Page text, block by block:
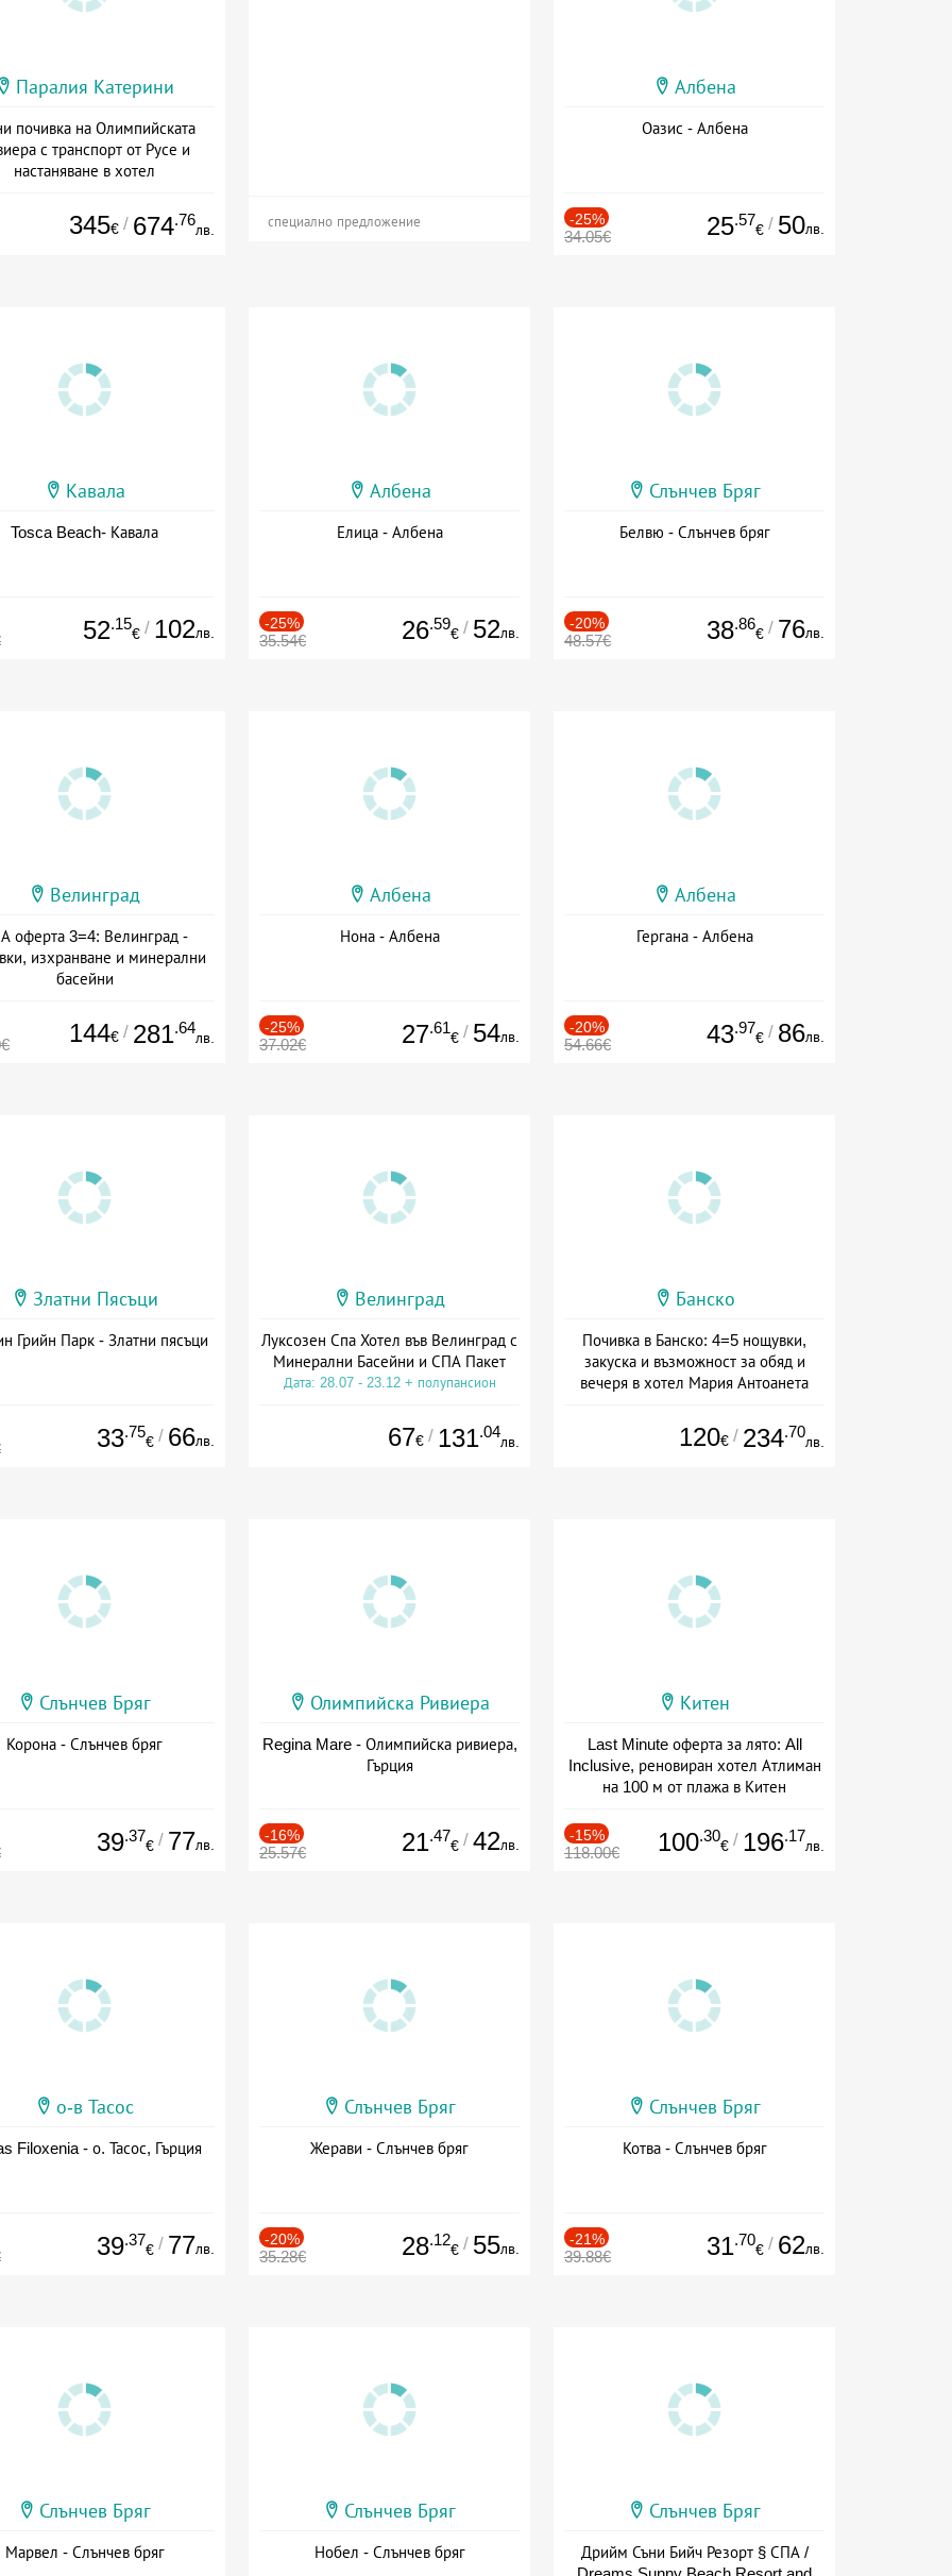
Паралия Катерини
почивка на Олимпийската
с транспорт от Русе и
настаняване в хотел
345€ / 674.76
лв. специално предложение
Албена
Оазис - Албена
-25%
34.05€ 25.57
€ / 50лв.
Кавала
Tosca Beach- Кавала
52.15
€ / 102лв.
Албена
Елица - Албена
-25%
35.54€ 26.59
€ / 52лв.
Слънчев Бряг
Белвю - Слънчев бряг
-20%
48.57€ 38.86
€ / 76лв.
Велинград
оферта 3=4: Велинград -
изхранване и минерални
басейни
144€ / 281.64
лв.
Албена
Нона - Албена
-25%
37.02€ 27.61
€ / 54лв.
Албена
Гергана - Албена
-20%
54.66€ 43.97
€ / 86лв.
Златни Пясъци
Грийн Парк - Златни пясъци
33.75
€ / 66лв.
Велинград
Луксозен Спа Хотел във Велинград с
Минерални Басейни и СПА Пакет
Дата: 28.07 - 23.12 + полупансион
67€ / 131.04
лв.
Банско
Почивка в Банско: 4=5 нощувки,
закуска и възможност за обяд и
вечеря в хотел Мария Антоанета
120€ / 234.70
лв.
Слънчев Бряг
Корона - Слънчев бряг
39.37
€ / 77лв.
Олимпийска Ривиера
Regina Mare - Олимпийска ривиера,
Гърция
-16%
25.57€ 21.47
€ / 42лв.
Китен
Last Minute оферта за лято: All
Inclusive, реновиран хотел Атлиман
на 100 м от плажа в Китен
-15%
118.00€ 100.30
€ / 196.17
лв.
о-в Тасос
Filoxenia - о. Тасос, Гърция
39.37
€ / 77лв.
Слънчев Бряг
Жерави - Слънчев бряг
-20%
35.28€ 28.12
€ / 55лв.
Слънчев Бряг
Котва - Слънчев бряг
-21%
39.88€ 31.70
€ / 62лв.
Слънчев Бряг
Марвел - Слънчев бряг
Слънчев Бряг
Нобел - Слънчев бряг
Слънчев Бряг
Дрийм Съни Бийч Резорт § СПА /